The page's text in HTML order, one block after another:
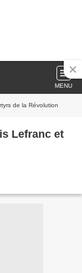
MENU
de la Révolution
Lefranc et